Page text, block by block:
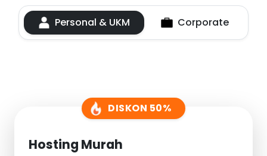
Personal & UKM Corporate
DISKON 50%
Hosting Murah